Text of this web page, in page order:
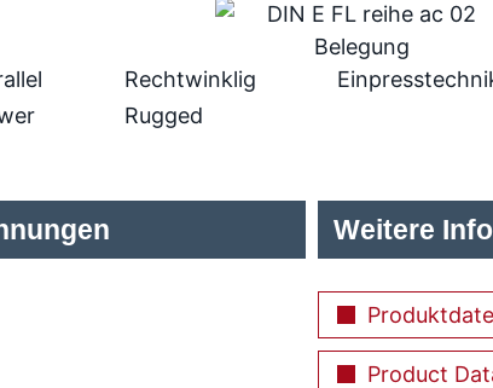
Rechtwinklig
Rugged
Weitere
Product